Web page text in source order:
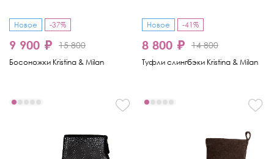
Новое -37%
9 900 ₽ 15 800
Босоножки Kristina & Milan
Новое -41%
8 800 ₽ 14 800
Туфли слингбэки Kristina & Milan